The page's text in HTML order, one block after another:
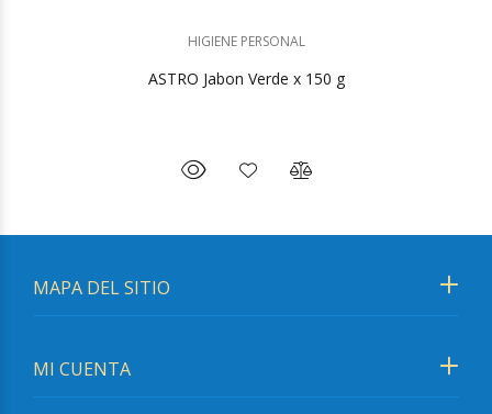
HIGIENE PERSONAL
ASTRO Jabon Verde x 150 g
MAPA DEL SITIO
MI CUENTA